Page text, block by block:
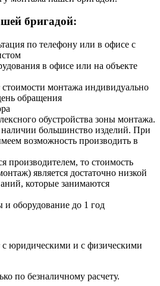
бригадой:
по телефону или в офисе с
в офисе или на объекте
стоимости монтажа индивидуально
обращения
обустройства зоны монтажа.
большинство изделий. При
возможность производить в
производителем, то стоимость
является достаточно низкой
которые занимаются
и оборудование до 1 год
юридическими и с физическими
по безналичному расчету.